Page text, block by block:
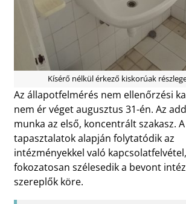
Kísérő nélkül érkező kiskorúak
Az állapotfelmérés nem ellenőrzési
nem ér véget augusztus 31-én. Az
munka az első, koncentrált szakasz. A
tapasztalatok alapján folytatódik az
intézményekkel való
fokozatosan szélesedik a bevont
szereplők köre.